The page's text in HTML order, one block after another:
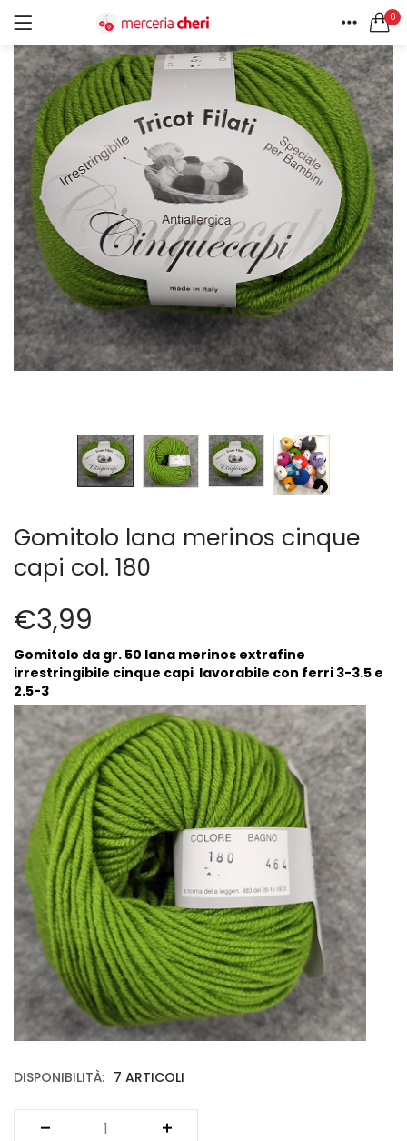
0
HOME
ACCOUNT
ACCEDI REGISTRATI
Ricordami
Password dimenticata?
CERCA IN:
Tutte le categorie
Accessori Design (56)
Accessori merceria (94)
Cesti portalavoro (8)
Aghi e spilli (24)
Applicazioni (26)
Borse (6)
Bottoni Vintage (204)
Lotti di Bottoni vintage (27)
Bottoni/alamari/automatici (46)
Alamari (5)
Calze collant donna (24)
Elastici (10)
filati cucirini e affini (9)
Guanti (1)
LANA (27)
Minuterie (58)
Nastri, fettucce, cordoni, (49)
Pizzi (11)
Prodotti per la sartoria (34)
Ricamo (119)
Quadri Mezzo Punto (92)
Canovacci Completi di Filati e Ago (24)
Sciarpe (8)
Set di Bottoni Vintage (77)
Swarovski (2)
Vintage (165)
Gomitolo lana merinos cinque
capi col. 180
€3,99
Gomitolo da gr. 50 lana merinos extrafine
irrestringibile cinque capi lavorabile con ferri 3-3.5 e
2.5-3
DISPONIBILITÀ: 7 ARTICOLI